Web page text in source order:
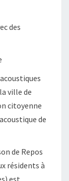
des
ville de
citoyenne
de
de Repos
résidents à
est